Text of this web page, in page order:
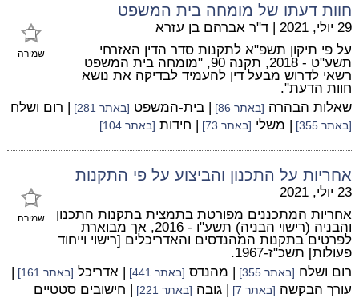
חוות דעתו של מומחה בית המשפט
שמירה
29 יולי, 2021 | ד"ר אברהם בן עזרא
על פי תיקון תשפ"א לתקנות סדר הדין האזרחי
תשע"ט - 2018, תקנה 90, "מומחה בית המשפט
רשאי לדרוש מבעל דין להעמיד לבדיקה את נושא
חוות הדעת".
שאלות הבהרה [באתר 86] | בית-המשפט [באתר 281] | רום ושלח
[באתר 355] | משלי [באתר 73] | חידות [באתר 104]
אחריות על התכנון והביצוע על פי התקנות
שמירה
23 יולי, 2021
אחריות המתכננים מפורטת בתמצית בתקנות התכנון
והבניה (רישוי הבניה) תשע"ו - 2016, אך מבוארת
לפרטים בתקנות המהנדסים והאדריכלים [רישוי וייחוד
פעולות] תשכ"ז-1967.
רום ושלח [באתר 355] | מהנדס [באתר 441] | אדריכל [באתר 161]
|
עורך הבקשה [באתר 7] | גובה [באתר 221] | חישובים סטטיים